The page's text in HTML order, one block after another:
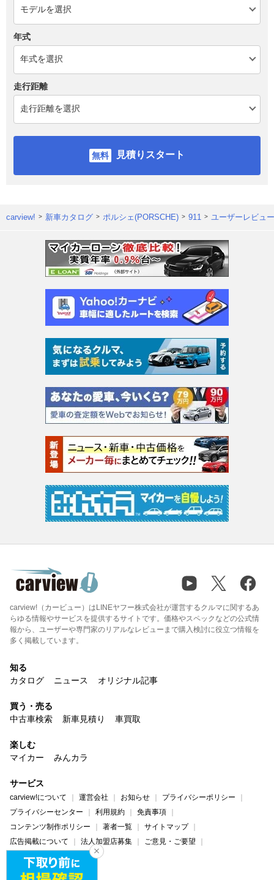
年式
走行距離
見積りスタート
carview! 新車カタログ ポルシェ(PORSCHE) 911 ユーザーレビュ
carview!（カービュー）はLINEヤフー株式会社が運営するクルマに関するあ
らゆる情報やサービスを提供するサイトです。価格やスペックなどの公式情
報から、ユーザーや専門家のリアルなレビューまで購入検討に役立つ情報を
多く掲載しています。
知る
カタログ
ニュース オリジナル記事
買う・売る
中古車検索
新車見積り 車買取
楽しむ
マイカー
みんカラ
サービス
carview!について 運営会社 お知らせ
プライバシーポリシー
プライバシーセンター
利用規約
免責事項
コンテンツ制作ポリシー
著者一覧
サイトマップ
広告掲載について
法人加盟店募集
ご意見・ご要望
ヘルプ・お問い合わせ